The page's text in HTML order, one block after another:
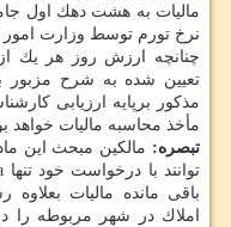
مالیات به هشت دهك اول
نرخ تورم توسط وزارت امور
چنانچه ارزش روز هر یك
تعیین شده به شرح مزبور
مذكور برپایه ارزیابی
مأخذ محاسبه مالیات خواهد
تبصره: مالكین مبحث این
باقی مانده مالیات
املاك در شهر مربوطه را